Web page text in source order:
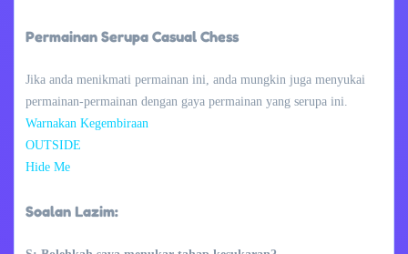
Permainan Serupa Casual Chess
Jika anda menikmati permainan ini, anda mungkin juga menyukai
permainan-permainan dengan gaya permainan yang serupa ini.
Warnakan Kegembiraan
OUTSIDE
Hide Me
Soalan Lazim: